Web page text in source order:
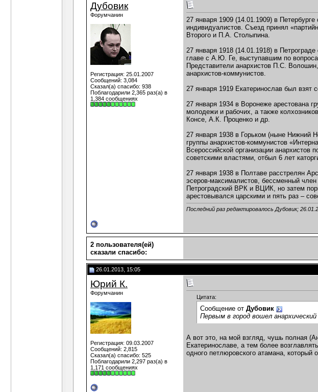
Дубовик
Форумчанин
Регистрация: 25.01.2007
Сообщений: 3,084
Сказал(а) спасибо: 938
Поблагодарили 2,365 раз(а) в
1,384 сообщениях
27 января 1909 (14.01.1909) в
индивидуалистов. Съезд принял
Второго и П.А. Столыпина.
27 января 1918 (14.01.1918) в
главе с А.Ю. Ге, выступавшим по
Представители анархистов П.С.
анархистов-коммунистов.
27 января 1919 Екатеринослав был взят
27 января 1934 в Воронеже арестована
молодежи и рабочих, а также
Консе, А.К. Проценко и др.
27 января 1938 в Горьком (ныне Нижний
группы анархистов-коммунистов
Всероссийской организации анархистов
советскими властями, отбыл 6 лет
27 января 1938 в Полтаве расстрелян
эсеров-максималистов, бессменный
Петроградский ВРК и ВЦИК, но затем
арестовывался царскими и пять раз –
Последний раз редактировалось Дубовик;
2 пользователя(ей)
сказали cпасибо:
26.01.2013, 15:05
Юрий К.
Форумчанин
Регистрация: 09.03.2007
Сообщений: 2,815
Сказал(а) спасибо: 525
Поблагодарили 2,297 раз(а) в
1,171 сообщениях
Цитата:
Сообщение от Дубовик
Первым в город вошел
А вот это, на мой взгляд, чушь полная
Екатеринославе, а тем более
одного петлюровского атамана, который